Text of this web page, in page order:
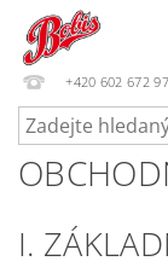
+420 602 672
I.